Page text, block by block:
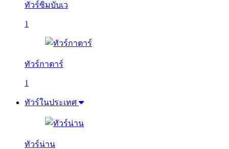
ทัวร์ซิมบับเว
1
ทัวร์กาตาร์
1
ทัวร์ในประเทศ
ทัวร์น่าน